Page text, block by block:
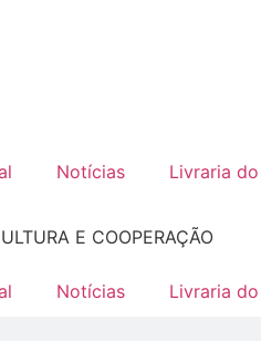
Notícias Livraria
E COOPERAÇÃO
Notícias Livraria